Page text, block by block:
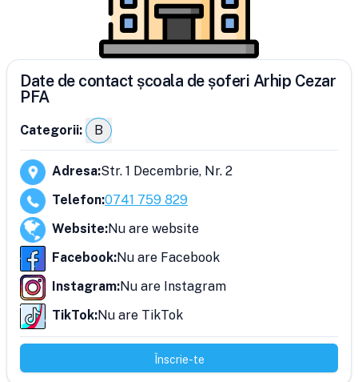
Date de contact școala de șoferi Arhip Cezar
PFA
Categorii: B
Adresa:Str. 1 Decembrie, Nr. 2
Telefon:0741 759 829
Website:Nu are website
Facebook:Nu are Facebook
Instagram:Nu are Instagram
TikTok:Nu are TikTok
Înscrie-te